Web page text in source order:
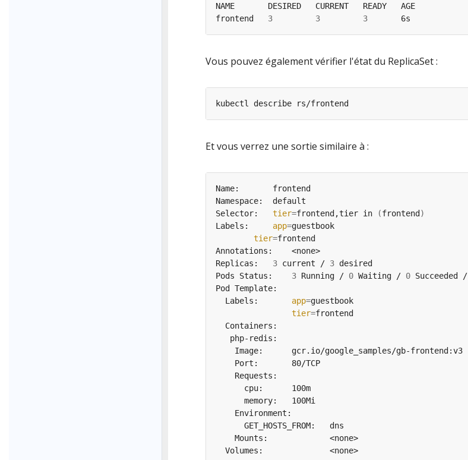
NAME       DESIRED   CURRENT   READY   AGE
frontend 3 3 3
Vous pouvez également vérifier l'état du ReplicaSet :
kubectl describe rs/frontend
Et vous verrez une sortie similaire à :
Name:		frontend
tier=frontend,tier in (frontend)
app=
guestbook
tier=
frontend
Annotations:	<none>
3 current / 3
desired
3 Running / 0 Waiting / 0 Succeeded /
  Labels:
app=
guestbook
tier=
frontend
    Image:      gcr.io/google_samples/gb-frontend:v3
    Port:       80/TCP
      cpu:      100m
    Mounts:             <none>
  Volumes:              <none>